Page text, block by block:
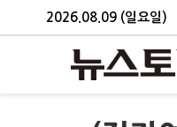
2026.08.09 (일요일)